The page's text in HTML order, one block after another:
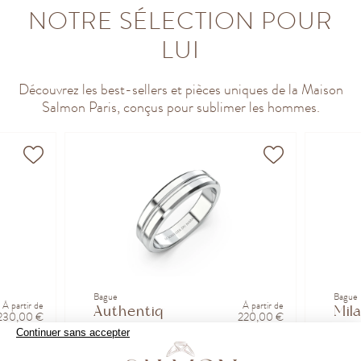
Continuer sans accepter
NOTRE SÉLECTION POUR
LUI
Découvrez les best-sellers et pièces uniques de la Maison
Salmon Paris, conçus pour sublimer les hommes.
À partir de
€
Bague
Authentique À partir de
220,00 €
Bague